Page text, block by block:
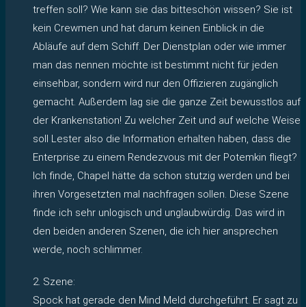
treffen soll? Wie kann sie das bitteschön wissen? Sie ist
kein Crewmen und hat darum keinen Einblick in die
Abläufe auf dem Schiff. Der Dienstplan oder wie immer
man das nennen möchte ist bestimmt nicht für jeden
einsehbar, sondern wird nur den Offizieren zugänglich
gemacht. Außerdem lag sie die ganze Zeit bewusstlos auf
der Krankenstation! Zu welcher Zeit und auf welche Weise
soll Lester also die Information erhalten haben, dass die
Enterprise zu einem Rendezvous mit der Potemkin fliegt?
Ich finde, Chapel hätte da schon stutzig werden und bei
ihren Vorgesetzten mal nachfragen sollen. Diese Szene
finde ich sehr unlogisch und unglaubwürdig. Das wird in
den beiden anderen Szenen, die ich hier ansprechen
werde, noch schlimmer.
2. Szene:
Spock hat gerade den Mind Meld durchgeführt. Er sagt zu